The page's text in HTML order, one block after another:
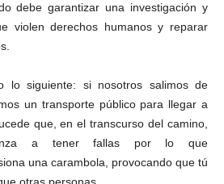
debe garantizar una investigación y
violen derechos humanos y reparar
lo siguiente: si nosotros salimos de
un transporte público para llegar a
que, en el transcurso del camino,
a tener fallas por lo que
una carambola, provocando que tú